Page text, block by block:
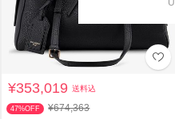
¥353,019送料込
47%OFF ¥674,363